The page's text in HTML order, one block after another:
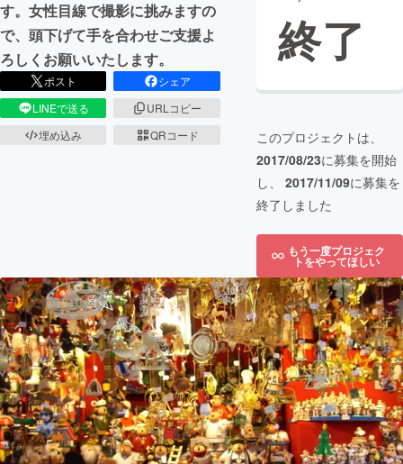
す。女性目線で撮影に挑みますの
で、頭下げて手を合わせご支援よ
ろしくお願いいたします。
ポスト
シェア
LINEで送る
URLコピー
埋め込み
QRコード
終了
このプロジェクトは、
2017/08/23に募集を開始
し、 2017/11/09に募集を
終了しました
もう一度プロジェク
トをやってほしい